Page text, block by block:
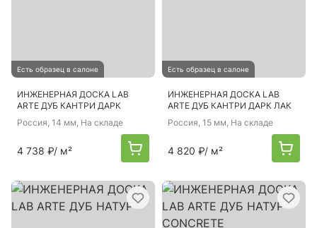
Есть образец в салоне
ИНЖЕНЕРНАЯ ДОСКА LAB
ARTE ДУБ КАНТРИ ДАРК
Россия, 14 мм, На складе
4 738 ₽/ м²
Есть образец в салоне
ИНЖЕНЕРНАЯ ДОСКА LAB
ARTE ДУБ КАНТРИ ДАРК ЛАК
Россия, 15 мм, На складе
4 820 ₽/ м²